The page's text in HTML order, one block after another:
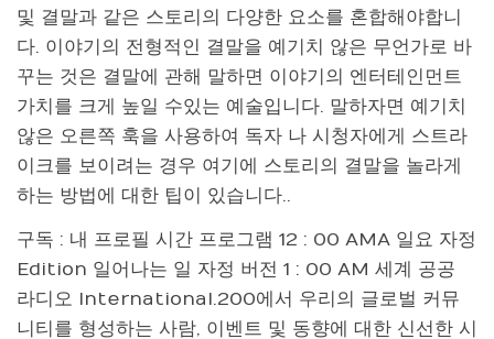
및 결말과 같은 스토리의 다양한 요소를 혼합해야합니
다. 이야기의 전형적인 결말을 예기치 않은 무언가로 바
꾸는 것은 결말에 관해 말하면 이야기의 엔터테인먼트
가치를 크게 높일 수있는 예술입니다. 말하자면 예기치
않은 오른쪽 훅을 사용하여 독자 나 시청자에게 스트라
이크를 보이려는 경우 여기에 스토리의 결말을 놀라게
하는 방법에 대한 팁이 있습니다..
구독 : 내 프로필 시간 프로그램 12 : 00 AMA 일요 자정
Edition 일어나는 일 자정 버전 1 : 00 AM 세계 공공
라디오 International.200에서 우리의 글로벌 커뮤
니티를 형성하는 사람, 이벤트 및 동향에 대한 신선한 시